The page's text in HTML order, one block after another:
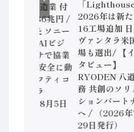
2024年製造業 付
加価値額86兆円 /
三菱電機とソニー
セミコン AIビジ
ョンセンサで協業
/ IDEC、安全に動
かすセーフティコ
ントローラ
（2026年8月5日
「Lighthouse
2026年は新
16工場追加
ヴァンタラ米
場も選出/ 【
タビュー】
RYODEN 八
務 共創のソリ
ションパート
へ / （2026年
29日発行）